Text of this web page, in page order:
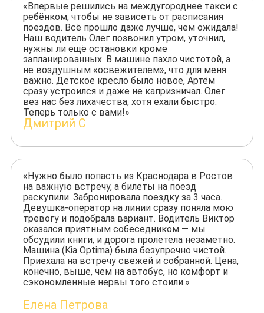
«Впервые решились на междугороднее такси с
ребёнком, чтобы не зависеть от расписания
поездов. Всё прошло даже лучше, чем ожидала!
Наш водитель Олег позвонил утром, уточнил,
нужны ли ещё остановки кроме
запланированных. В машине пахло чистотой, а
не воздушным «освежителем», что для меня
важно. Детское кресло было новое, Артём
сразу устроился и даже не капризничал. Олег
вез нас без лихачества, хотя ехали быстро.
Теперь только с вами!»
Дмитрий С
«Нужно было попасть из Краснодара в Ростов
на важную встречу, а билеты на поезд
раскупили. Забронировала поездку за 3 часа.
Девушка-оператор на линии сразу поняла мою
тревогу и подобрала вариант. Водитель Виктор
оказался приятным собеседником — мы
обсудили книги, и дорога пролетела незаметно.
Машина (Kia Optima) была безупречно чистой.
Приехала на встречу свежей и собранной. Цена,
конечно, выше, чем на автобус, но комфорт и
сэкономленные нервы того стоили.»
Елена Петрова